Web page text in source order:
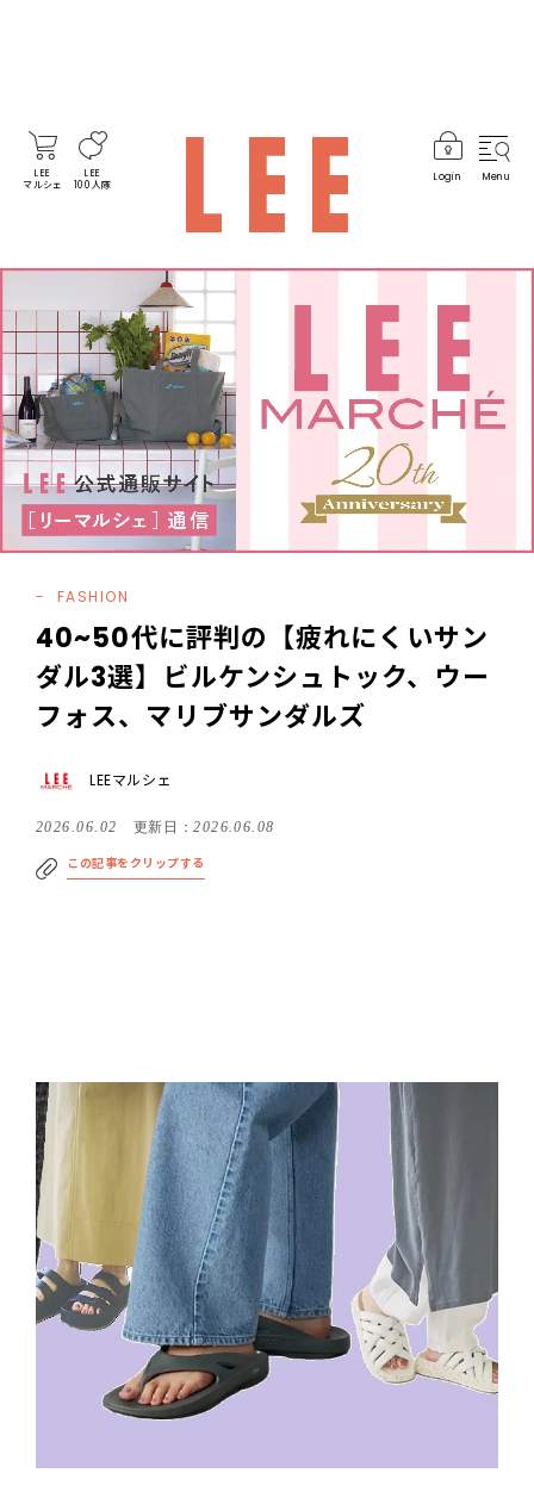
LEE
マルシェ
LEE
100人隊
Login Menu
FASHION
40~50代に評判の【疲れにくいサン
ダル3選】ビルケンシュトック、ウー
フォス、マリブサンダルズ
LEEマルシェ
2026.06.02 更新日：2026.06.08
この記事をクリップする